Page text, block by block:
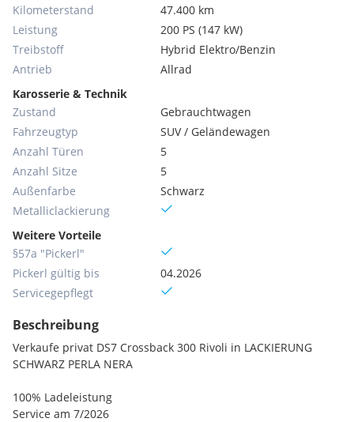
Kilometerstand
47.400 km
Leistung
200 PS (147 kW)
Treibstoff
Hybrid Elektro/Benzin
Antrieb
Allrad
Karosserie & Technik
Zustand
Gebrauchtwagen
Fahrzeugtyp
SUV / Geländewagen
Anzahl Türen
5
Anzahl Sitze
5
Außenfarbe
Schwarz
Metallic­lackierung
Weitere Vorteile
§57a "Pickerl"
Pickerl gültig bis
04.2026
Servicegepflegt
Beschreibung
Verkaufe privat DS7 Crossback 300 Rivoli in LACKIERUNG
SCHWARZ PERLA NERA
100% Ladeleistung
Service am 7/2026